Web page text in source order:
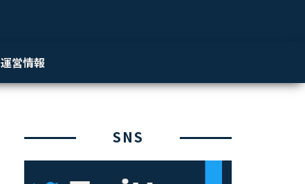
運営情報
SNS